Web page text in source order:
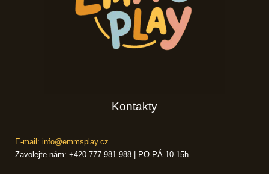
Kontakty
E-mail: info@emmsplay.cz
Zavolejte nám: +420 777 981 988 | PO-PÁ 10-15h